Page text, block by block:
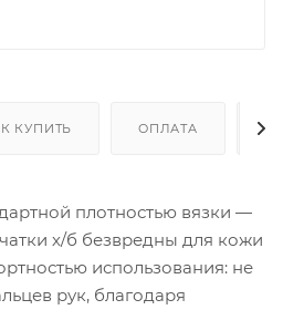
КУПИТЬ ОПЛАТА
плотностью вязки —
х/б безвредны для кожи
использования: не
рук, благодаря